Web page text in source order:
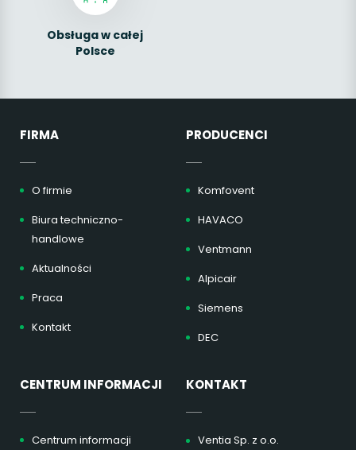
Obsługa w całej
Polsce
FIRMA
O firmie
Biura techniczno-
handlowe
Aktualności
Praca
Kontakt
PRODUCENCI
Komfovent
HAVACO
Ventmann
Alpicair
Siemens
DEC
CENTRUM INFORMACJI
Centrum informacji
KONTAKT
Ventia Sp. z o.o.